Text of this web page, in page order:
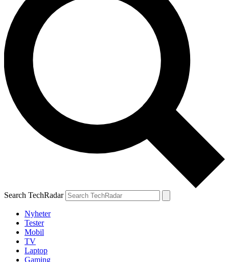
Search TechRadar
Nyheter
Tester
Mobil
TV
Laptop
Gaming